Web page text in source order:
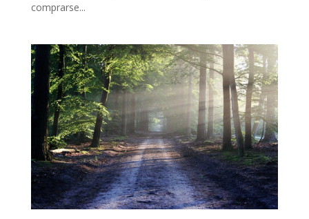
comprarse...